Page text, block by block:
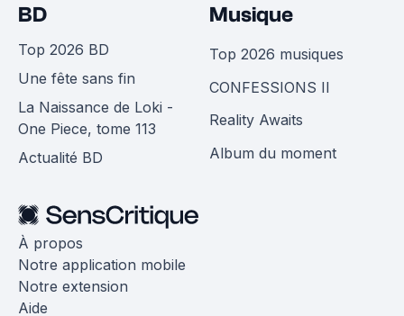
BD
Top 2026 BD
Une fête sans fin
La Naissance de Loki -
One Piece, tome 113
Actualité BD
Musique
Top 2026 musiques
CONFESSIONS II
Reality Awaits
Album du moment
À propos
Notre application mobile
Notre extension
Aide